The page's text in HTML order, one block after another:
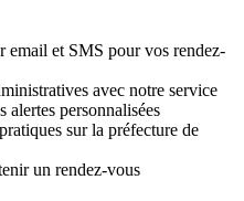
email et SMS pour vos rendez-
avec notre service
alertes personnalisées
sur la préfecture de
un rendez-vous